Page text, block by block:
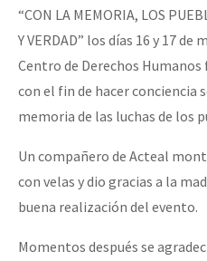
“CON LA MEMORIA, LOS
Y VERDAD” los días 16 y 17
Centro de Derechos
con el fin de hacer
memoria de las luchas de los
Un compañero de Acteal
con velas y dio gracias a la
buena realización del evento.
Momentos después se